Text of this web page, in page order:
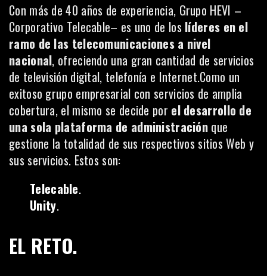
Con más de 40 años de experiencia, Grupo HEVI –
Corporativo Telecable– es uno de los líderes en el
ramo de las telecomunicaciones a nivel
nacional, ofreciendo una gran cantidad de servicios
de televisión digital, telefonía e Internet.Como un
exitoso grupo empresarial con servicios de amplia
cobertura, el mismo se decide por el desarrollo de
una sola plataforma de administración que
gestione la totalidad de sus respectivos sitios Web y
sus servicios. Estos son:
Telecable.
Unity.
EL RETO.